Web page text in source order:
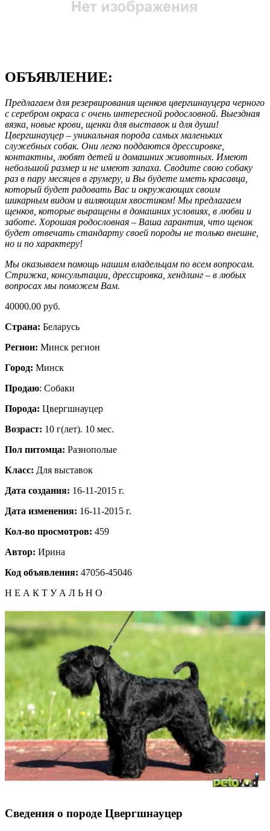
ОБЪЯВЛЕНИЕ:
Предлагаем для резервирования щенков цвергшнауцера черного
с серебром окраса с очень интересной родословной. Выездная
вязка, новые крови, щенки для выставок и для души!
Цвергшнауцер – уникальная порода самых маленьких
служебных собак. Они легко поддаются дрессировке,
контактны, любят детей и домашних животных. Имеют
небольшой размер и не имеют запаха. Сводите свою собаку
раз в пару месяцев в грумеру, и Вы будете иметь красавца,
который будет радовать Вас и окружающих своим
шикарным видом и виляющим хвостиком! Мы предлагаем
щенков, которые выращены в домашних условиях, в любви и
заботе. Хорошая родословная – Ваша гарантия, что щенок
будет отвечать стандарту своей породы не только внешне,
но и по характеру!
Мы оказываем помощь нашим владельцам по всем вопросам.
Стрижка, консультации, дрессировка, хендлинг – в любых
вопросах мы поможем Вам.
40000.00 руб.
Страна: Беларусь
Регион: Минск регион
Город: Минск
Продаю: Собаки
Порода: Цвергшнауцер
Возраст: 10 г(лет). 10 мес.
Пол питомца: Разнополые
Класс: Для выставок
Дата создания: 16-11-2015 г.
Дата изменения: 16-11-2015 г.
Кол-во просмотров: 459
Автор: Ирина
Код объявления: 47056-45046
Н Е А К Т У А Л Ь Н О
Сведения о породе Цвергшнауцер